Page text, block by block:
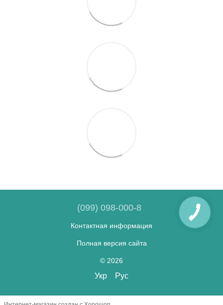
(099) 098-000-8
Контактная информация
Полная версия сайта
© 2026
Укр Рус